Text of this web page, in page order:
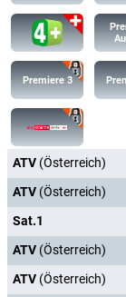
Premiere 3
ATV (Österreich)
ATV (Österreich)
Sat.1
ATV (Österreich)
ATV (Österreich)